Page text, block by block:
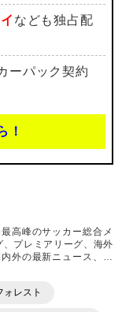
なども独占配
ーパック契約
！
高峰のサッカー総合メ
プレミアリーグ、海外
外の最新ニュース、コ
」「TikTok」など、
レスト